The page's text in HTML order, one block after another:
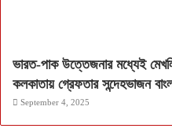
ভারত-পাক উত্তেজনার মধ্যেই
কলকাতায় গ্রেফতার সন্দেহভাজন
September 4, 2025